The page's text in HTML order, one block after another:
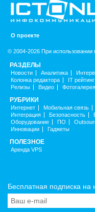
О проекте
© 2004-2026 При использовании
РАЗДЕЛЫ
Новости Аналитика
Колонка редактора
IT рейтинг
Релизы
Видео Фотогалерея
РУБРИКИ
Интернет Мобильная связь
Интеграция
Безопасность
Оборудование
ПО
Инновации
Гаджеты
ПОЛЕЗНОЕ
Аренда VPS
Бесплатная подписка на